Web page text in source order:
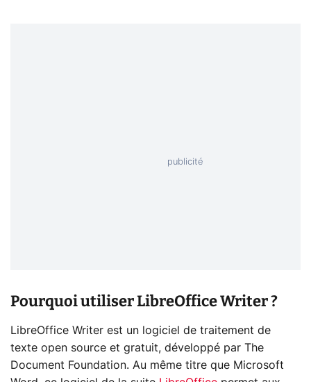
Pourquoi utiliser LibreOffice Writer ?
LibreOffice Writer est un logiciel de traitement de
texte open source et gratuit, développé par The
Document Foundation. Au même titre que Microsoft